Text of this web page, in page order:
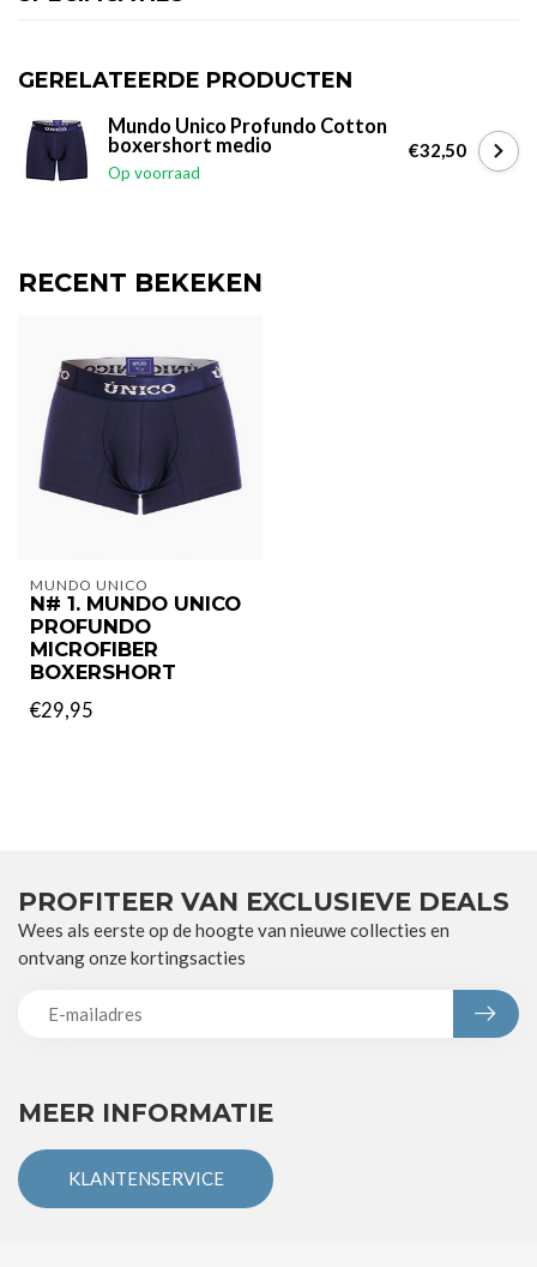
GERELATEERDE PRODUCTEN
Mundo Unico Profundo Cotton
boxershort medio
Op voorraad
€32,50
RECENT BEKEKEN
MUNDO UNICO
N# 1. MUNDO UNICO
PROFUNDO
MICROFIBER
BOXERSHORT
€29,95
MEER INFORMATIE
KLANTENSERVICE
PROFITEER VAN EXCLUSIEVE DEALS
Wees als eerste op de hoogte van nieuwe collecties en
ontvang onze kortingsacties